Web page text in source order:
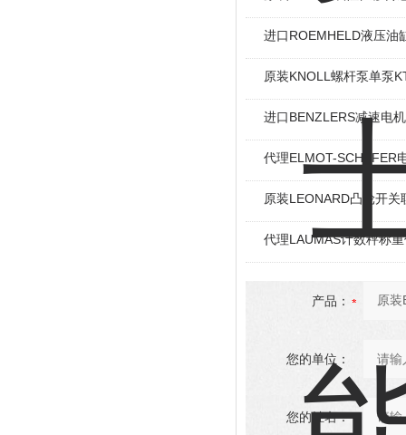
进口ROEMHELD液压油
原装KNOLL螺杆泵单泵
进口BENZLERS减速电
代理ELMOT-SCHAFER
原装LEONARD凸轮开关
代理LAUMAS计数秤称
产品：
您的单位：
您的姓名：